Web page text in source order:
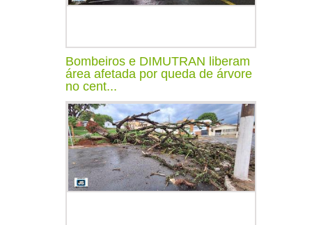
Bombeiros e DIMUTRAN liberam
área afetada por queda de árvore
no cent...